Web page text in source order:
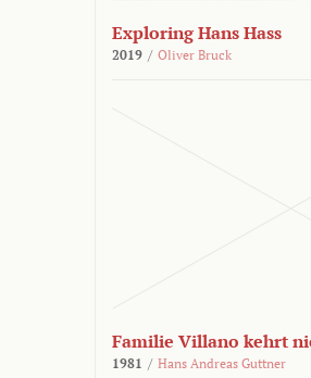
Exploring Hans Hass
2019 / Oliver Bruck
Familie Villano kehrt
1981 / Hans Andreas Guttner